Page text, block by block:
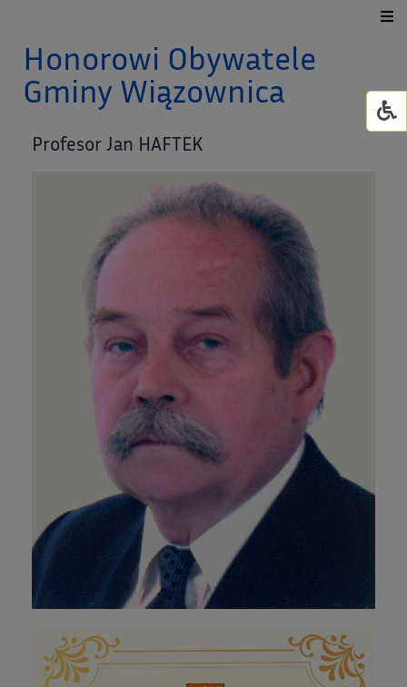
Urząd Gminy
Życie kulturalne
GOWiR Radawa
Honorowi Obywatele
Gminy Wiązownica
Profesor Jan HAFTEK